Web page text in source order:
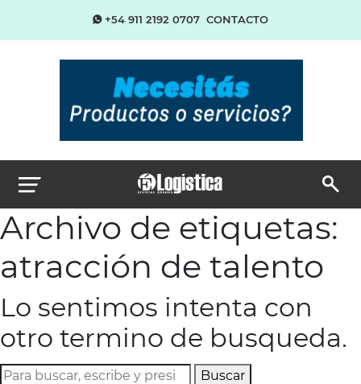
+54 911 2192 0707 CONTACTO
Archivo de etiquetas:
atracción de talento
Lo sentimos intenta con
otro termino de busqueda.
Buscar